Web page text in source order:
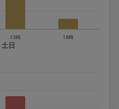
設定について：
13時 18時
土日